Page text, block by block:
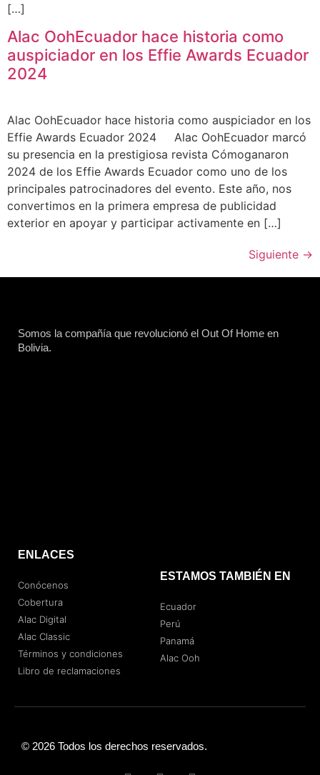
[…]
Alac OohEcuador hace historia como
auspiciador en los Effie Awards Ecuador
2024
Alac OohEcuador hace historia como auspiciador en los
Effie Awards Ecuador 2024 Alac OohEcuador marcó
su presencia en la prestigiosa revista Cómoganaron
2024 de los Effie Awards Ecuador como uno de los
principales patrocinadores del evento. Este año, nos
convertimos en la primera empresa de publicidad
exterior en apoyar y participar activamente en […]
Siguiente →
Somos la compañía que revolucionó el Out Of Home en
Bolivia.
ENLACES
Conócenos
Cobertura
Alac Digital
Alac Classic
Términos y condiciones
Libro de reclamaciones
ESTAMOS TAMBIÉN EN
Ecuador
Perú
Panamá
Alac Ooh
© 2026 Todos los derechos reservados.